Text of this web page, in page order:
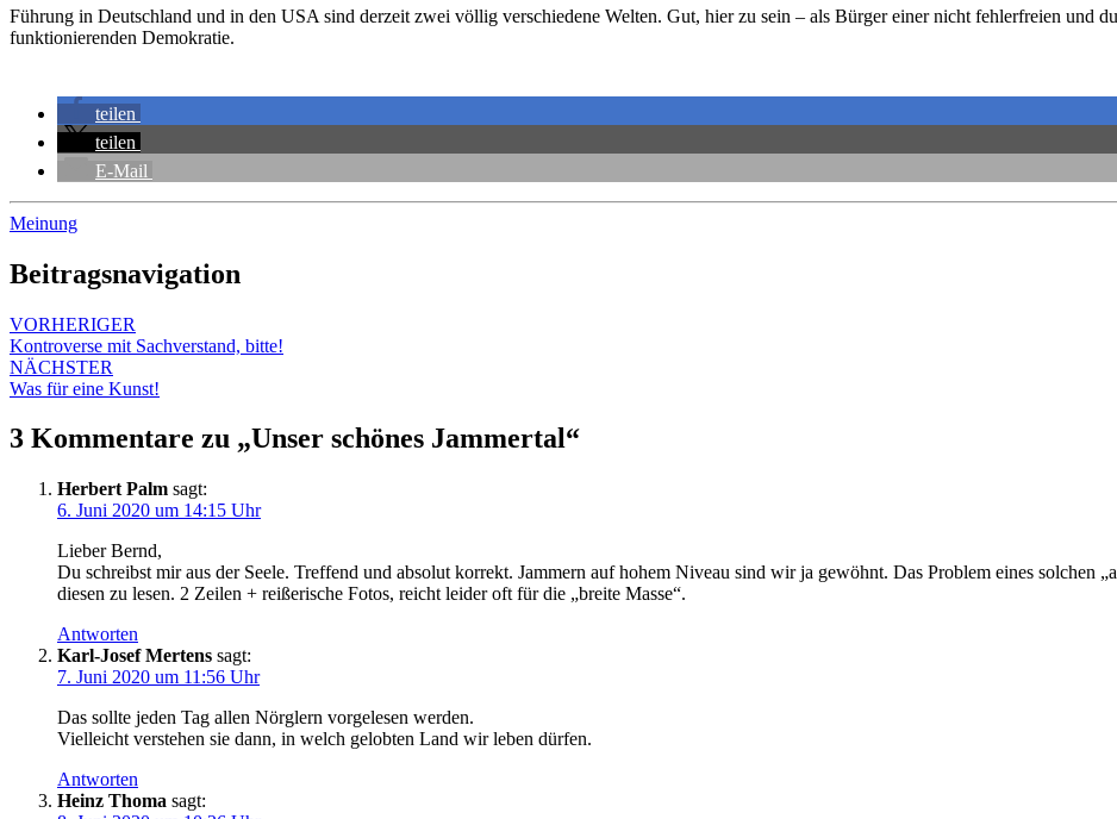
Führung in Deutschland und in den USA sind derzeit zwei völlig verschiedene Welten. Gut, hier zu sein – als Bürger einer nicht fehlerfreien und
funktionierenden Demokratie.
teilen
teilen
E-Mail
Meinung
Beitragsnavigation
VORHERIGER
Kontroverse mit Sachverstand, bitte!
NÄCHSTER
Was für eine Kunst!
3 Kommentare zu „Unser schönes Jammertal“
Herbert Palm sagt:
6. Juni 2020 um 14:15 Uhr
Lieber Bernd,
Du schreibst mir aus der Seele. Treffend und absolut korrekt. Jammern auf hohem Niveau sind wir ja gewöhnt. Das Problem eines solchen
diesen zu lesen. 2 Zeilen + reißerische Fotos, reicht leider oft für die „breite Masse“.
Antworten
Karl-Josef Mertens sagt:
7. Juni 2020 um 11:56 Uhr
Das sollte jeden Tag allen Nörglern vorgelesen werden.
Vielleicht verstehen sie dann, in welch gelobten Land wir leben dürfen.
Antworten
Heinz Thoma sagt: